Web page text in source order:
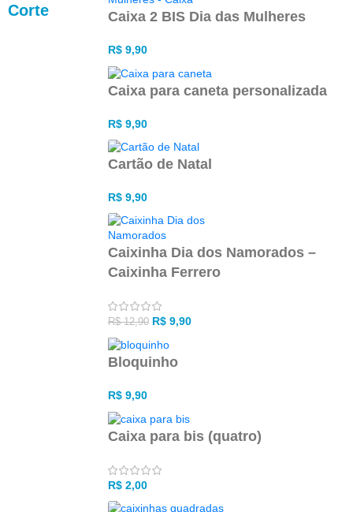
Corte Caixa 2 BIS Dia das Mulheres
R$9,90
Caixa para caneta personalizada
R$9,90
Cartão de Natal
R$9,90
Caixinha Dia dos Namorados –
Caixinha Ferrero
R$12,90 R$9,90
Bloquinho
R$9,90
Caixa para bis (quatro)
R$2,00